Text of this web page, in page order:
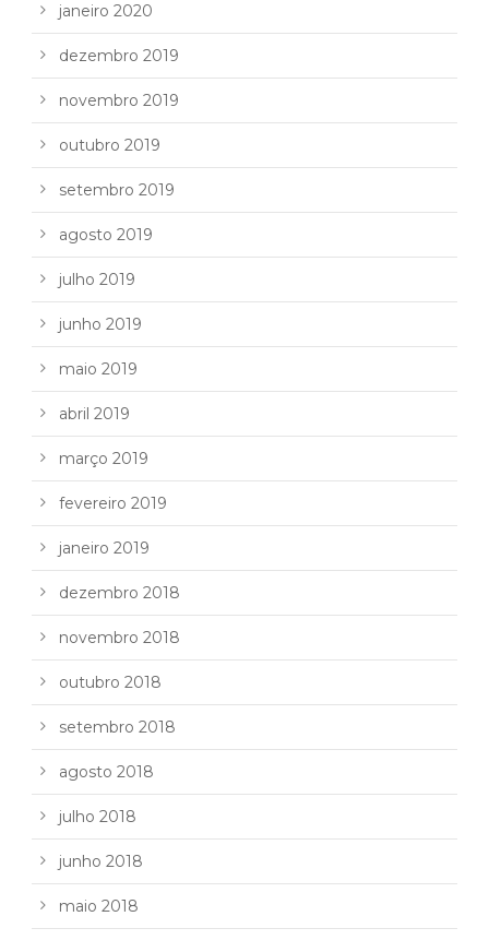
janeiro 2020
dezembro 2019
novembro 2019
outubro 2019
setembro 2019
agosto 2019
julho 2019
junho 2019
maio 2019
abril 2019
março 2019
fevereiro 2019
janeiro 2019
dezembro 2018
novembro 2018
outubro 2018
setembro 2018
agosto 2018
julho 2018
junho 2018
maio 2018